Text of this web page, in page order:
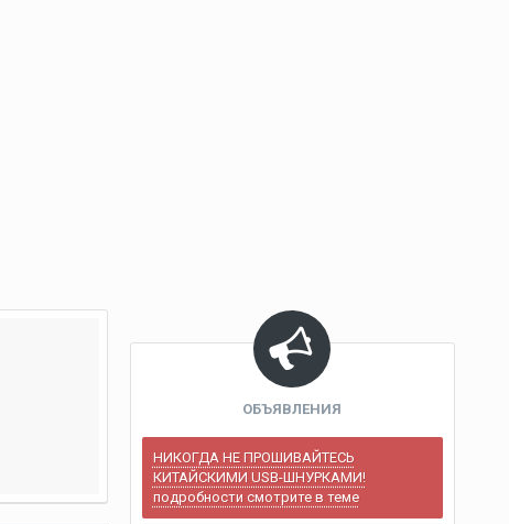
ОБЪЯВЛЕНИЯ
НИКОГДА НЕ ПРОШИВАЙТЕСЬ
КИТАЙСКИМИ USB-ШНУРКАМИ!
подробности смотрите в теме